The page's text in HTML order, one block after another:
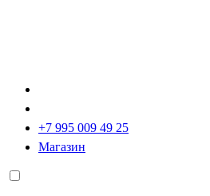
+7 995 009 49 25
Магазин